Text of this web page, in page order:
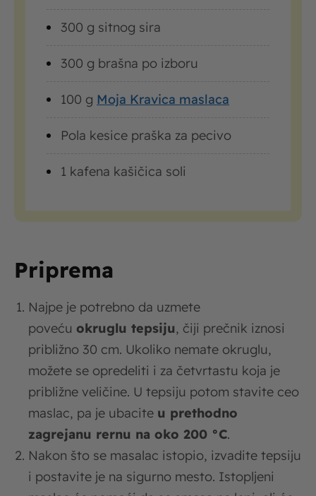
300 g sitnog sira
300 g brašna po izboru
100 g Moja Kravica maslaca
Pola kesice praška za pecivo
1 kafena kašičica soli
Priprema
Najpe je potrebno da uzmete
poveću okruglu tepsiju, čiji prečnik iznosi
približno 30 cm. Ukoliko nemate okruglu,
možete se opredeliti i za četvrtastu koja je
približne veličine. U tepsiju potom stavite ceo
maslac, pa je ubacite u prethodno
zagrejanu rernu na oko 200 °C.
Nakon što se masalac istopio, izvadite tepsiju
i postavite je na sigurno mesto. Istopljeni